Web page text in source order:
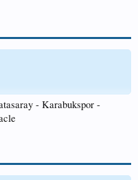
- Karabukspor -